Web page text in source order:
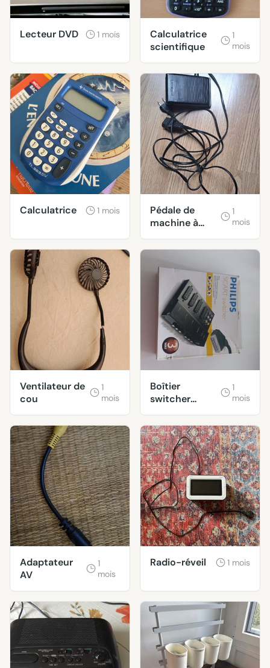
Lecteur DVD 1 mois
Calculatrice
scientifique
1
mois
Calculatrice 1 mois
Pédale de
machine à
coudre
1
mois
Ventilateur de
cou
1
mois
Boîtier
switcher
SCART Philips
1
mois
Adaptateur
AV
1
mois
Radio-réveil 1 mois